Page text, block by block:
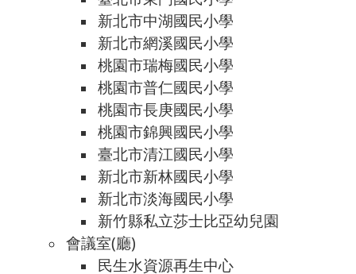
新北市中湖國民小學
新北市網溪國民小學
桃園市瑞梅國民小學
桃園市普仁國民小學
桃園市長庚國民小學
桃園市錦興國民小學
臺北市清江國民小學
新北市新林國民小學
新北市淡海國民小學
新竹縣私立莎士比亞幼兒園
會議室(廳)
民生水資源再生中心